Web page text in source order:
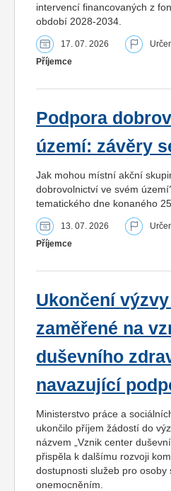
intervencí financovaných z
období 2028-2034.
17. 07. 2026
Příjemce
Podpora
území: závěry
Jak mohou místní akční
dobrovolnictví ve svém
tematického dne konaného
13. 07. 2026
Příjemce
Ukončení výzvy
zaměřené na
duševního
navazující
Ministerstvo práce a
ukončilo příjem žádostí do
názvem „Vznik center
přispěla k dalšímu rozvoji
dostupnosti služeb pro osoby
onemocněním.